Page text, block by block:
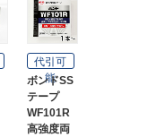
代引可
能
ボンドSS
テープ
WF101R
高強度両